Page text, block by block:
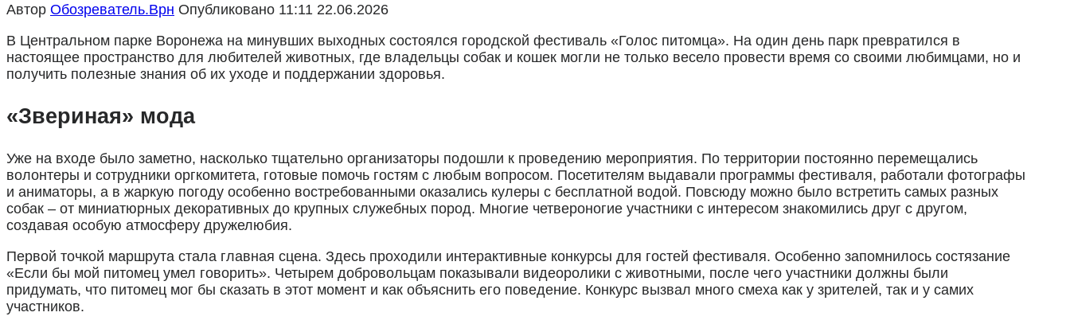
Автор Обозреватель.Врн Опубликовано 11:11 22.06.2026
В Центральном парке Воронежа на минувших выходных состоялся городской фестиваль «Голос питомца». На один день парк превратился в
настоящее пространство для любителей животных, где владельцы собак и кошек могли не только весело провести время со своими любимцами, но и
получить полезные знания об их уходе и поддержании здоровья.
«Звериная» мода
Уже на входе было заметно, насколько тщательно организаторы подошли к проведению мероприятия. По территории постоянно перемещались
волонтеры и сотрудники оргкомитета, готовые помочь гостям с любым вопросом. Посетителям выдавали программы фестиваля, работали фотографы
и аниматоры, а в жаркую погоду особенно востребованными оказались кулеры с бесплатной водой. Повсюду можно было встретить самых разных
собак – от миниатюрных декоративных до крупных служебных пород. Многие четвероногие участники с интересом знакомились друг с другом,
создавая особую атмосферу дружелюбия.
Первой точкой маршрута стала главная сцена. Здесь проходили интерактивные конкурсы для гостей фестиваля. Особенно запомнилось состязание
«Если бы мой питомец умел говорить». Четырем добровольцам показывали видеоролики с животными, после чего участники должны были
придумать, что питомец мог бы сказать в этот момент и как объяснить его поведение. Конкурс вызвал много смеха как у зрителей, так и у самих
участников.